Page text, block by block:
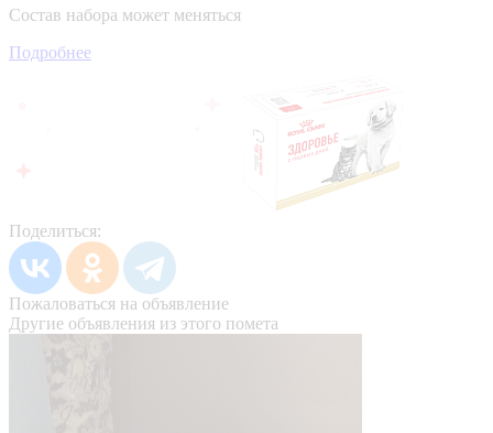
Состав набора может меняться
Подробнее
Поделиться:
Пожаловаться на объявление
Другие объявления из этого помета